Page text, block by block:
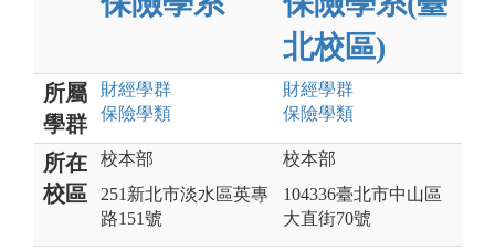
北校區)
所屬
學群
財經學群
保險學類
財經學群
保險學類
所在
校區
校本部
251新北市淡水區英專
路151號
校本部
104336臺北市中山區
大直街70號